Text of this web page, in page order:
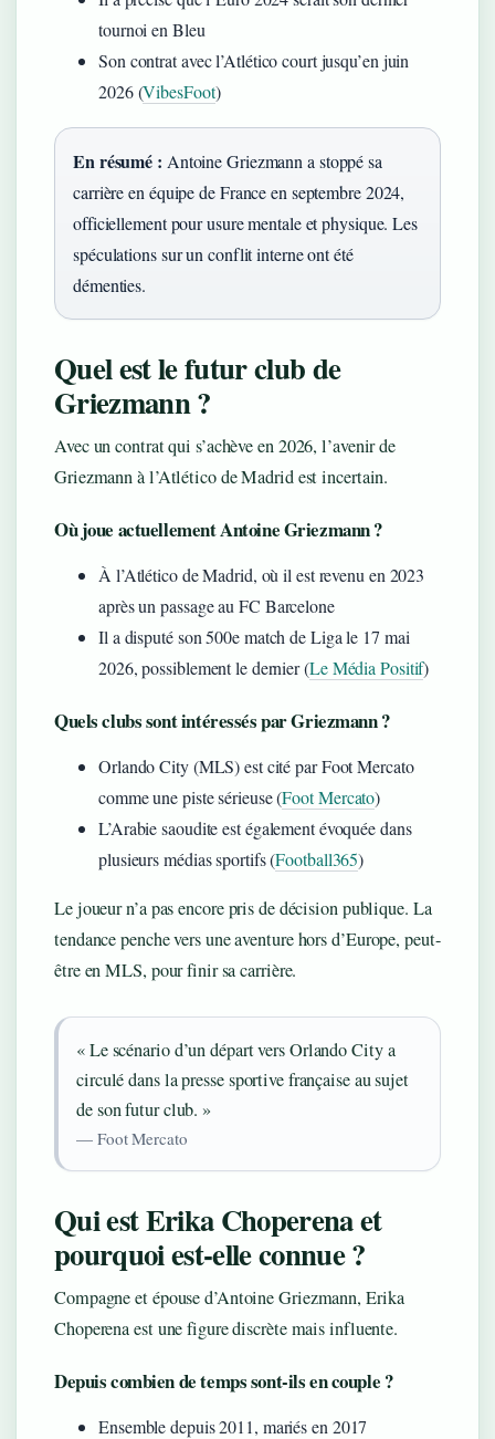
tournoi en Bleu
Son contrat avec l’Atlético court jusqu’en juin
2026 (VibesFoot)
En résumé : Antoine Griezmann a stoppé sa
carrière en équipe de France en septembre 2024,
officiellement pour usure mentale et physique. Les
spéculations sur un conflit interne ont été
démenties.
Quel est le futur club de
Griezmann ?
Avec un contrat qui s’achève en 2026, l’avenir de
Griezmann à l’Atlético de Madrid est incertain.
Où joue actuellement Antoine Griezmann ?
À l’Atlético de Madrid, où il est revenu en 2023
après un passage au FC Barcelone
Il a disputé son 500e match de Liga le 17 mai
2026, possiblement le dernier (Le Média Positif)
Quels clubs sont intéressés par Griezmann ?
Orlando City (MLS) est cité par Foot Mercato
comme une piste sérieuse (Foot Mercato)
L’Arabie saoudite est également évoquée dans
plusieurs médias sportifs (Football365)
Le joueur n’a pas encore pris de décision publique. La
tendance penche vers une aventure hors d’Europe, peut-
être en MLS, pour finir sa carrière.
« Le scénario d’un départ vers Orlando City a
circulé dans la presse sportive française au sujet
de son futur club. »
— Foot Mercato
Qui est Erika Choperena et
pourquoi est-elle connue ?
Compagne et épouse d’Antoine Griezmann, Erika
Choperena est une figure discrète mais influente.
Depuis combien de temps sont-ils en couple ?
Ensemble depuis 2011, mariés en 2017